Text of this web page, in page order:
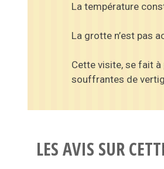
La température
La grotte n’est pas
Cette visite, se fait
souffrantes de
LES AVIS SUR